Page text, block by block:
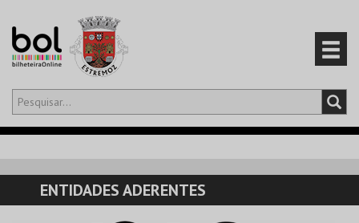
Olá,iniciar sessão
CARRINHO
EVENTOS
ENTIDADES ADERENTES